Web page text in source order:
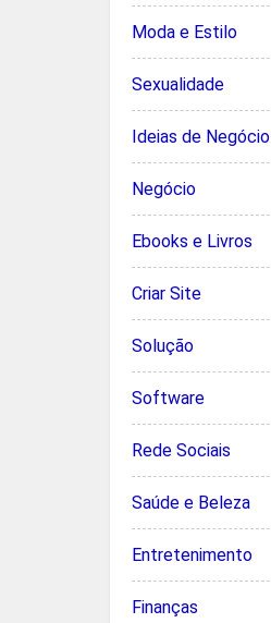
Moda e Estilo
Sexualidade
Ideias de Negócio
Negócio
Ebooks e Livros
Criar Site
Solução
Software
Rede Sociais
Saúde e Beleza
Entretenimento
Finanças